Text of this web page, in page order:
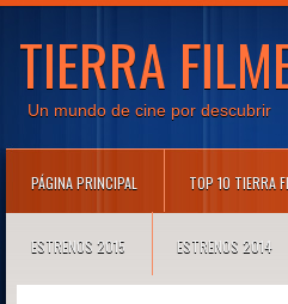
TIERRA
Un mundo de cine por descubrir
PÁGINA PRINCIPAL TOP 10 TIERRA
ESTRENOS 2015 ESTRENOS 2014